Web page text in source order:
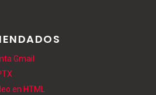
Gmail
en HTML